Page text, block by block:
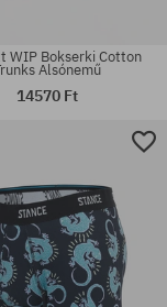
WIP Bokserki Cotton
Alsónemű
14570 Ft